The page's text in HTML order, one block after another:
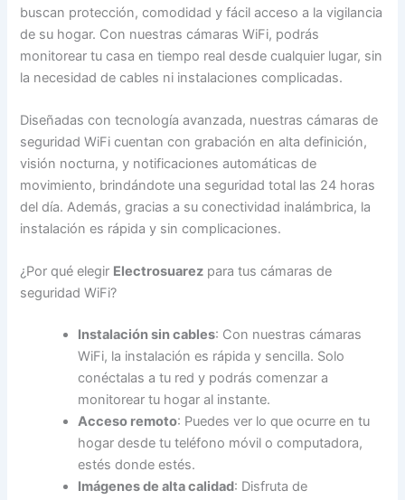
buscan protección, comodidad y fácil acceso a la vigilancia
de su hogar. Con nuestras cámaras WiFi, podrás
monitorear tu casa en tiempo real desde cualquier lugar, sin
la necesidad de cables ni instalaciones complicadas.
Diseñadas con tecnología avanzada, nuestras cámaras de
seguridad WiFi cuentan con grabación en alta definición,
visión nocturna, y notificaciones automáticas de
movimiento, brindándote una seguridad total las 24 horas
del día. Además, gracias a su conectividad inalámbrica, la
instalación es rápida y sin complicaciones.
¿Por qué elegir Electrosuarez para tus cámaras de
seguridad WiFi?
Instalación sin cables: Con nuestras cámaras
WiFi, la instalación es rápida y sencilla. Solo
conéctalas a tu red y podrás comenzar a
monitorear tu hogar al instante.
Acceso remoto: Puedes ver lo que ocurre en tu
hogar desde tu teléfono móvil o computadora,
estés donde estés.
Imágenes de alta calidad: Disfruta de